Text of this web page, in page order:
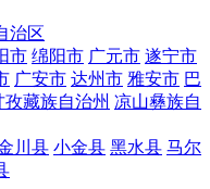
治区
市 绵阳市 广元市 遂宁市
广安市 达州市 雅安市 巴
孜藏族自治州 凉山彝族自
川县 小金县 黑水县 马尔